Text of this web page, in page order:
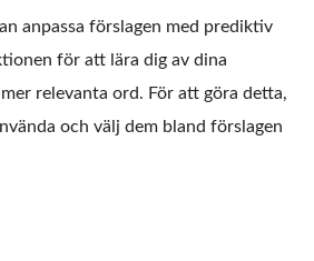
anpassa förslagen med prediktiv
för att lära dig av dina
relevanta ord. För att göra detta,
och välj dem bland förslagen